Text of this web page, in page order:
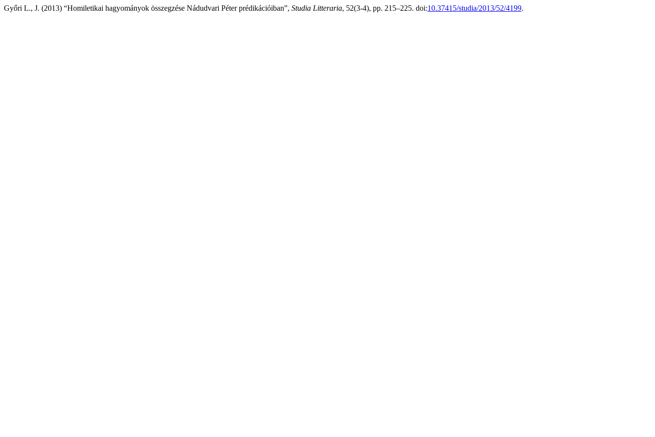
Győri L., J. (2013) “Homiletikai hagyományok összegzése Nádudvari Péter prédikációiban”, Studia Litteraria, 52(3-4), pp. 215–225. doi:10.37415/studia/2013/52/4199.